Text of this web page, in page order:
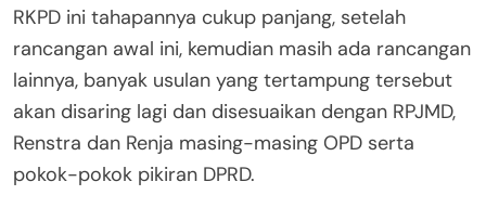
RKPD ini tahapannya cukup panjang, setelah
rancangan awal ini, kemudian masih ada rancangan
lainnya, banyak usulan yang tertampung tersebut
akan disaring lagi dan disesuaikan dengan RPJMD,
Renstra dan Renja masing-masing OPD serta
pokok-pokok pikiran DPRD.